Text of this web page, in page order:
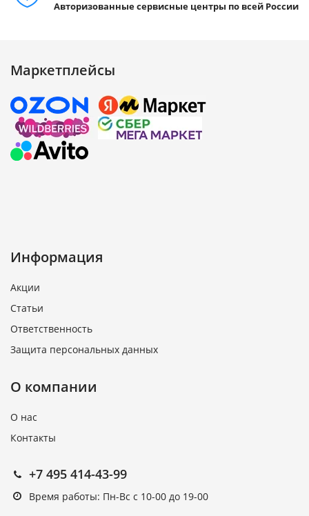
Авторизованные сервисные центры по всей России
Маркетплейсы
Информация
Акции
Статьи
Ответственность
Защита персональных данных
О компании
О нас
Контакты
+7 495 414-43-99
Время работы: Пн-Вс с 10-00 до 19-00